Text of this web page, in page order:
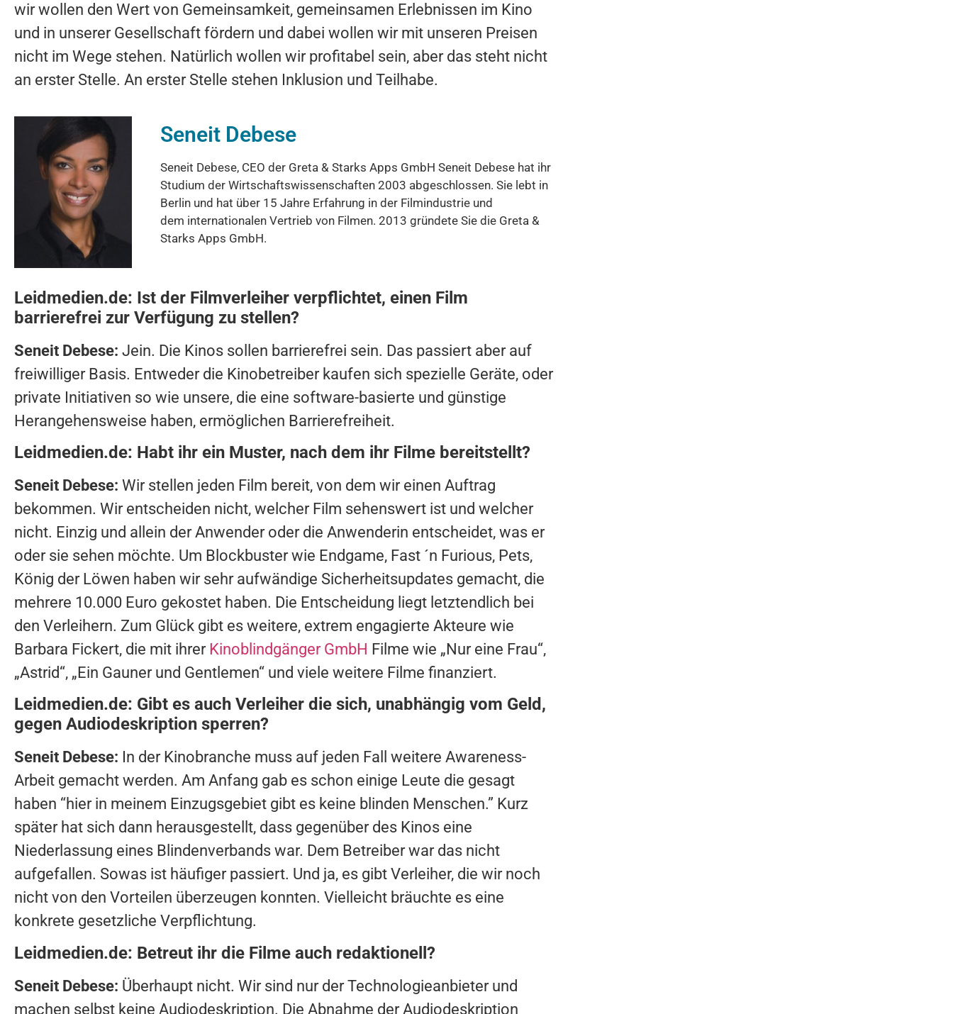
wir wollen den Wert von Gemeinsamkeit, gemeinsamen Erlebnissen im Kino
und in unserer Gesellschaft fördern und dabei wollen wir mit unseren Preisen
nicht im Wege stehen. Natürlich wollen wir profitabel sein, aber das steht nicht
an erster Stelle. An erster Stelle stehen Inklusion und Teilhabe.
Seneit Debese
Seneit Debese, CEO der Greta & Starks Apps GmbH Seneit Debese hat ihr
Studium der Wirtschaftswissenschaften 2003 abgeschlossen. Sie lebt in
Berlin und hat über 15 Jahre Erfahrung in der Filmindustrie und
dem internationalen Vertrieb von Filmen. 2013 gründete Sie die Greta &
Starks Apps GmbH.
Leidmedien.de: Ist der Filmverleiher verpflichtet, einen Film
barrierefrei zur Verfügung zu stellen?
Seneit Debese: Jein. Die Kinos sollen barrierefrei sein. Das passiert aber auf
freiwilliger Basis. Entweder die Kinobetreiber kaufen sich spezielle Geräte, oder
private Initiativen so wie unsere, die eine software-basierte und günstige
Herangehensweise haben, ermöglichen Barrierefreiheit.
Leidmedien.de: Habt ihr ein Muster, nach dem ihr Filme bereitstellt?
Seneit Debese: Wir stellen jeden Film bereit, von dem wir einen Auftrag
bekommen. Wir entscheiden nicht, welcher Film sehenswert ist und welcher
nicht. Einzig und allein der Anwender oder die Anwenderin entscheidet, was er
oder sie sehen möchte. Um Blockbuster wie Endgame, Fast ´n Furious, Pets,
König der Löwen haben wir sehr aufwändige Sicherheitsupdates gemacht, die
mehrere 10.000 Euro gekostet haben. Die Entscheidung liegt letztendlich bei
den Verleihern. Zum Glück gibt es weitere, extrem engagierte Akteure wie
Barbara Fickert, die mit ihrer Kinoblindgänger GmbH Filme wie „Nur eine Frau“,
„Astrid“, „Ein Gauner und Gentlemen“ und viele weitere Filme finanziert.
Leidmedien.de: Gibt es auch Verleiher die sich, unabhängig vom Geld,
gegen Audiodeskription sperren?
Seneit Debese: In der Kinobranche muss auf jeden Fall weitere Awareness-
Arbeit gemacht werden. Am Anfang gab es schon einige Leute die gesagt
haben “hier in meinem Einzugsgebiet gibt es keine blinden Menschen.” Kurz
später hat sich dann herausgestellt, dass gegenüber des Kinos eine
Niederlassung eines Blindenverbands war. Dem Betreiber war das nicht
aufgefallen. Sowas ist häufiger passiert. Und ja, es gibt Verleiher, die wir noch
nicht von den Vorteilen überzeugen konnten. Vielleicht bräuchte es eine
konkrete gesetzliche Verpflichtung.
Leidmedien.de: Betreut ihr die Filme auch redaktionell?
Seneit Debese: Überhaupt nicht. Wir sind nur der Technologieanbieter und
machen selbst keine Audiodeskription. Die Abnahme der Audiodeskription